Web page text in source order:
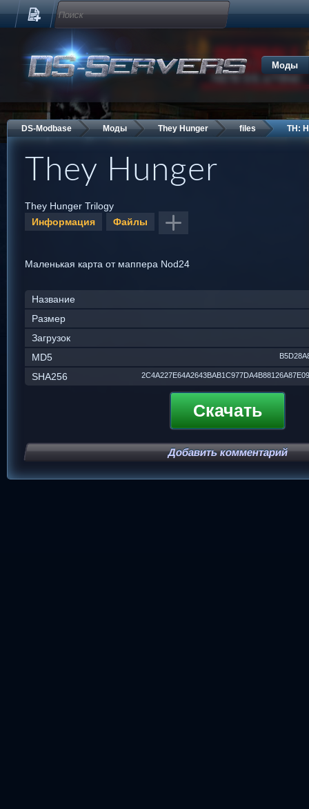
Моды
DS-Modbase Моды They Hunger files TH:
They Hunger
They Hunger Trilogy
Информация
Файлы
Маленькая карта от маппера Nod24
Название
Размер
Загрузок
MD5
SHA256
Скачать
Добавить комментарий